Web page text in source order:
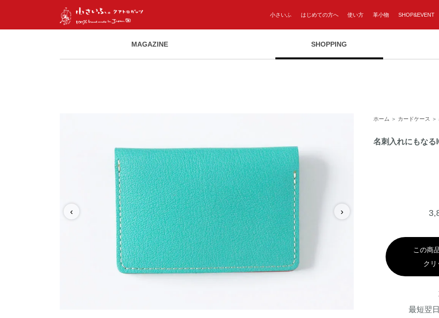
小さいふ はじめての方へ 使い方 革小物 SHOP&EVENT
MAGAZINE SHOPPING
‹ ›
ホーム ＞ カードケース ＞
名刺入れにもなる
この商
クリ
最短翌